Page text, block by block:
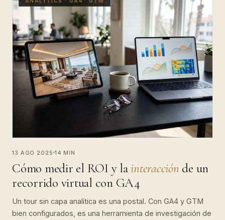
13 AGO 2025 14 MIN
Cómo medir el ROI y la interacción de un
recorrido virtual con GA4
Un tour sin capa analítica es una postal. Con GA4 y GTM
bien configurados, es una herramienta de investigación de